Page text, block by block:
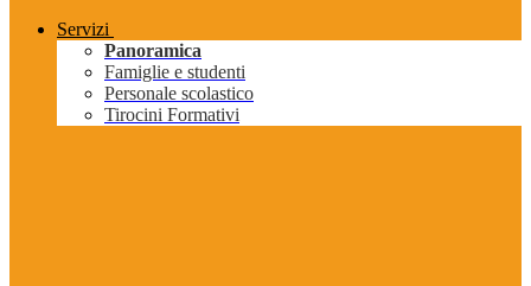
Servizi
Panoramica
Famiglie e studenti
Personale scolastico
Tirocini Formativi